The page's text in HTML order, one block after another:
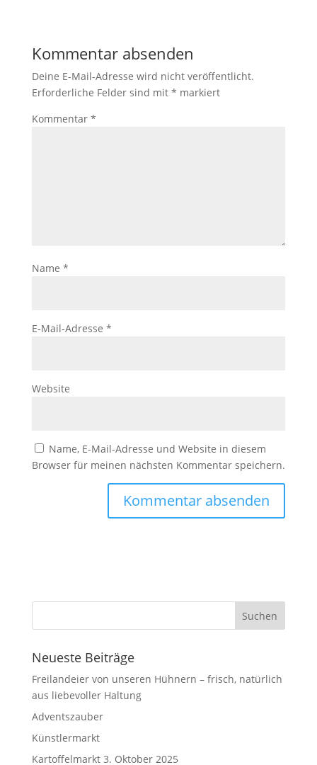
Kommentar absenden
Deine E-Mail-Adresse wird nicht veröffentlicht.
Erforderliche Felder sind mit * markiert
Kommentar *
Name *
E-Mail-Adresse *
Website
Name, E-Mail-Adresse und Website in diesem
Browser für meinen nächsten Kommentar speichern.
Neueste Beiträge
Freilandeier von unseren Hühnern – frisch, natürlich
aus liebevoller Haltung
Adventszauber
Künstlermarkt
Kartoffelmarkt 3. Oktober 2025